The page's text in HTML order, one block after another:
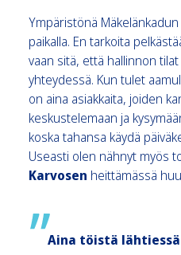
Ympäristönä
paikalla. En tarkoita
vaan sitä, että hallinnon
yhteydessä. Kun tulet
on aina asiakkaita, joiden
keskustelemaan ja
koska tahansa käydä
Useasti olen nähnyt myös
Karvosen heittämässä
Aina töistä